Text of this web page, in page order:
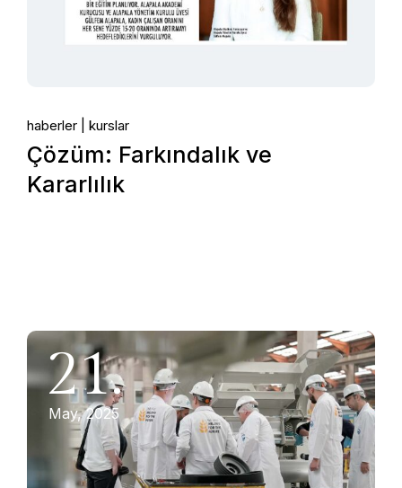
haberler kurslar
Çözüm: Farkındalık ve
Kararlılık
21.
May, 2025